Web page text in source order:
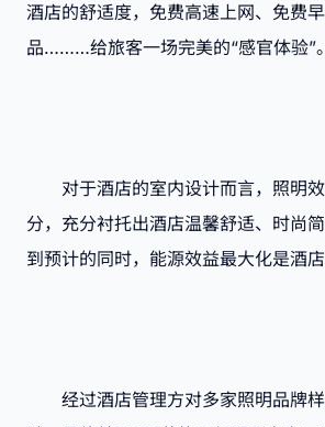
酒店的舒适度，免费高速上网、免费
品………给旅客一场完美的“感官体验”。
对于酒店的室内设计而言，照明效
分，充分衬托出酒店温馨舒适、时尚
到预计的同时，能源效益最大化是酒店
经过酒店管理方对多家照明品牌样